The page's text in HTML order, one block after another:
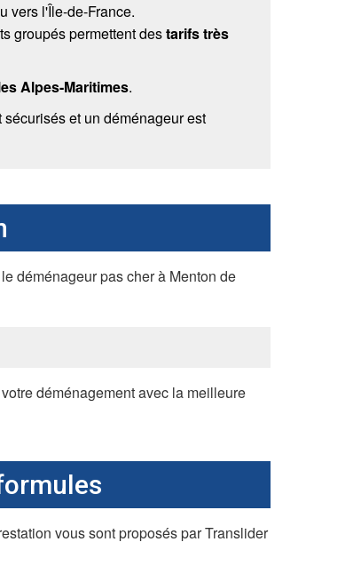
vers l'Île-de-France.
groupés permettent destarifs très
Alpes-Maritimes.
et un déménageur est
déménageur pas cher à Menton de
déménagement avec la meilleure
vous sont proposés par Translider